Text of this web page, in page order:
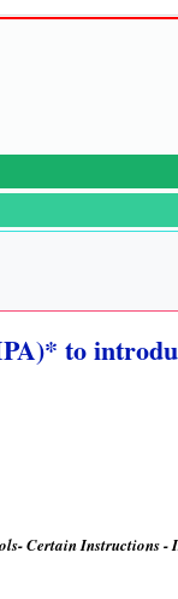
to
Certain Instructions -